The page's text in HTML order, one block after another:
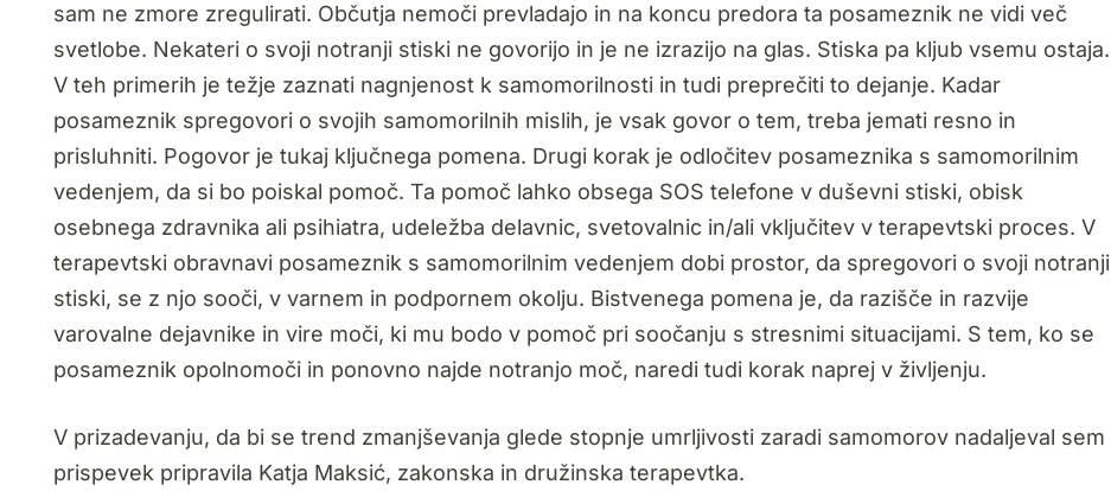
sam ne zmore zregulirati. Občutja nemoči prevladajo in na koncu predora ta posameznik ne vidi več
svetlobe. Nekateri o svoji notranji stiski ne govorijo in je ne izrazijo na glas. Stiska pa kljub vsemu ostaja.
V teh primerih je težje zaznati nagnjenost k samomorilnosti in tudi preprečiti to dejanje. Kadar
posameznik spregovori o svojih samomorilnih mislih, je vsak govor o tem, treba jemati resno in
prisluhniti. Pogovor je tukaj ključnega pomena. Drugi korak je odločitev posameznika s samomorilnim
vedenjem, da si bo poiskal pomoč. Ta pomoč lahko obsega SOS telefone v duševni stiski, obisk
osebnega zdravnika ali psihiatra, udeležba delavnic, svetovalnic in/ali vključitev v terapevtski proces. V
terapevtski obravnavi posameznik s samomorilnim vedenjem dobi prostor, da spregovori o svoji notranji
stiski, se z njo sooči, v varnem in podpornem okolju. Bistvenega pomena je, da razišče in razvije
varovalne dejavnike in vire moči, ki mu bodo v pomoč pri soočanju s stresnimi situacijami. S tem, ko se
posameznik opolnomoči in ponovno najde notranjo moč, naredi tudi korak naprej v življenju.
V prizadevanju, da bi se trend zmanjševanja glede stopnje umrljivosti zaradi samomorov nadaljeval sem
prispevek pripravila Katja Maksić, zakonska in družinska terapevtka.